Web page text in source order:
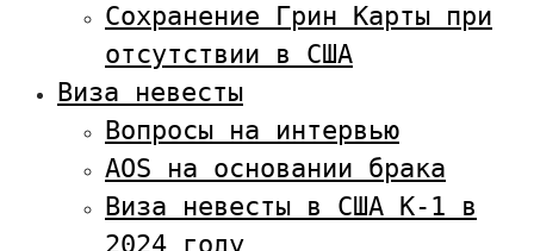
Сохранение Грин Карты при
отсутствии в США
Виза невесты
Вопросы на интервью
AOS на основании брака
Виза невесты в США К-1 в
2024 году